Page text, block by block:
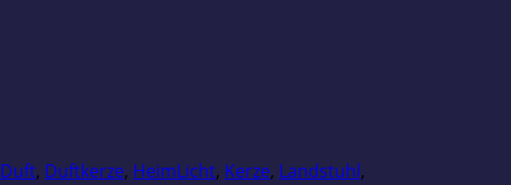
Duft, Duftkerze, HeimLicht, Kerze, Landstuhl,